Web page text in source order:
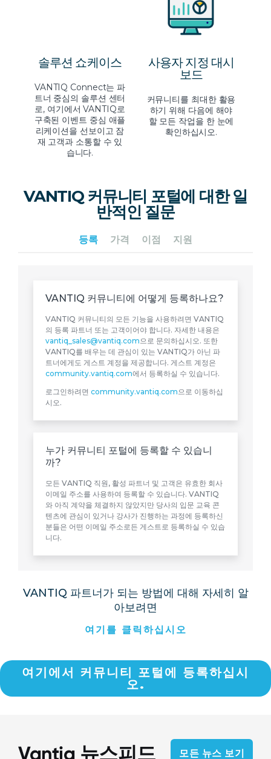
솔루션 쇼케이스
VANTIQ Connect는 파
트너 중심의 솔루션 센터
로, 여기에서 VANTIQ로
구축된 이벤트 중심 애플
리케이션을 선보이고 잠
재 고객과 소통할 수 있
습니다.
사용자 지정 대시
보드
커뮤니티를 최대한 활용
하기 위해 다음에 해야
할 모든 작업을 한 눈에
확인하십시오.
VANTIQ 커뮤니티 포털에 대한 일
반적인 질문
등록 가격 이점 지원
VANTIQ 커뮤니티에 어떻게 등록하나요?
VANTIQ 커뮤니티의 모든 기능을 사용하려면 VANTIQ
의 등록 파트너 또는 고객이어야 합니다. 자세한 내용은
vantiq_sales@vantiq.com 으로 문의하십시오. 또한
VANTIQ를 배우는 데 관심이 있는 VANTIQ가 아닌 파
트너에게도 게스트 계정을 제공합니다. 게스트 계정은
community.vantiq.com에서 등록하실 수 있습니다.
로그인하려면 community.vantiq.com 으로 이동하십
시오.
누가 커뮤니티 포털에 등록할 수 있습니
까?
모든 VANTIQ 직원, 활성 파트너 및 고객은 유효한 회사
이메일 주소를 사용하여 등록할 수 있습니다. VANTIQ
와 아직 계약을 체결하지 않았지만 당사의 입문 교육 콘
텐츠에 관심이 있거나 강사가 진행하는 과정에 등록하신
분들은 어떤 이메일 주소로든 게스트로 등록하실 수 있습
니다.
VANTIQ 파트너가 되는 방법에 대해 자세히 알
아보려면
여기를 클릭하십시오
여기에서 커뮤니티 포털에 등록하십시
오.
Vantiq 뉴스피드 모든 뉴스 보기